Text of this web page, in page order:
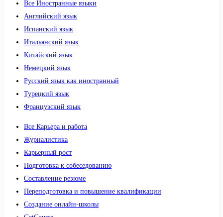
Все Иностранные языки
Английский язык
Испанский язык
Итальянский язык
Китайский язык
Немецкий язык
Русский язык как иностранный
Турецкий язык
Французский язык
Все Карьера и работа
Журналистика
Карьерный рост
Подготовка к собеседованию
Составление резюме
Переподготовка и повышение квалификации
Создание онлайн-школы